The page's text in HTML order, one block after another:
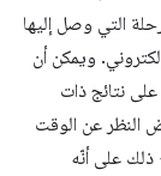
التي وصل إليها
ويمكن أن
نتائج ذات
النظر عن الوقت
على أنّه